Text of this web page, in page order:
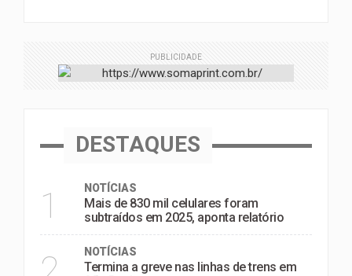
PUBLICIDADE
DESTAQUES
1 NOTÍCIAS
Mais de 830 mil celulares foram
subtraídos em 2025, aponta relatório
NOTÍCIAS
Termina a greve nas linhas de trens em